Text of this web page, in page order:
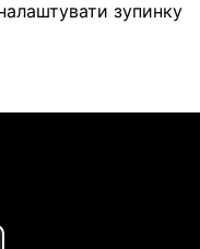
зупинку